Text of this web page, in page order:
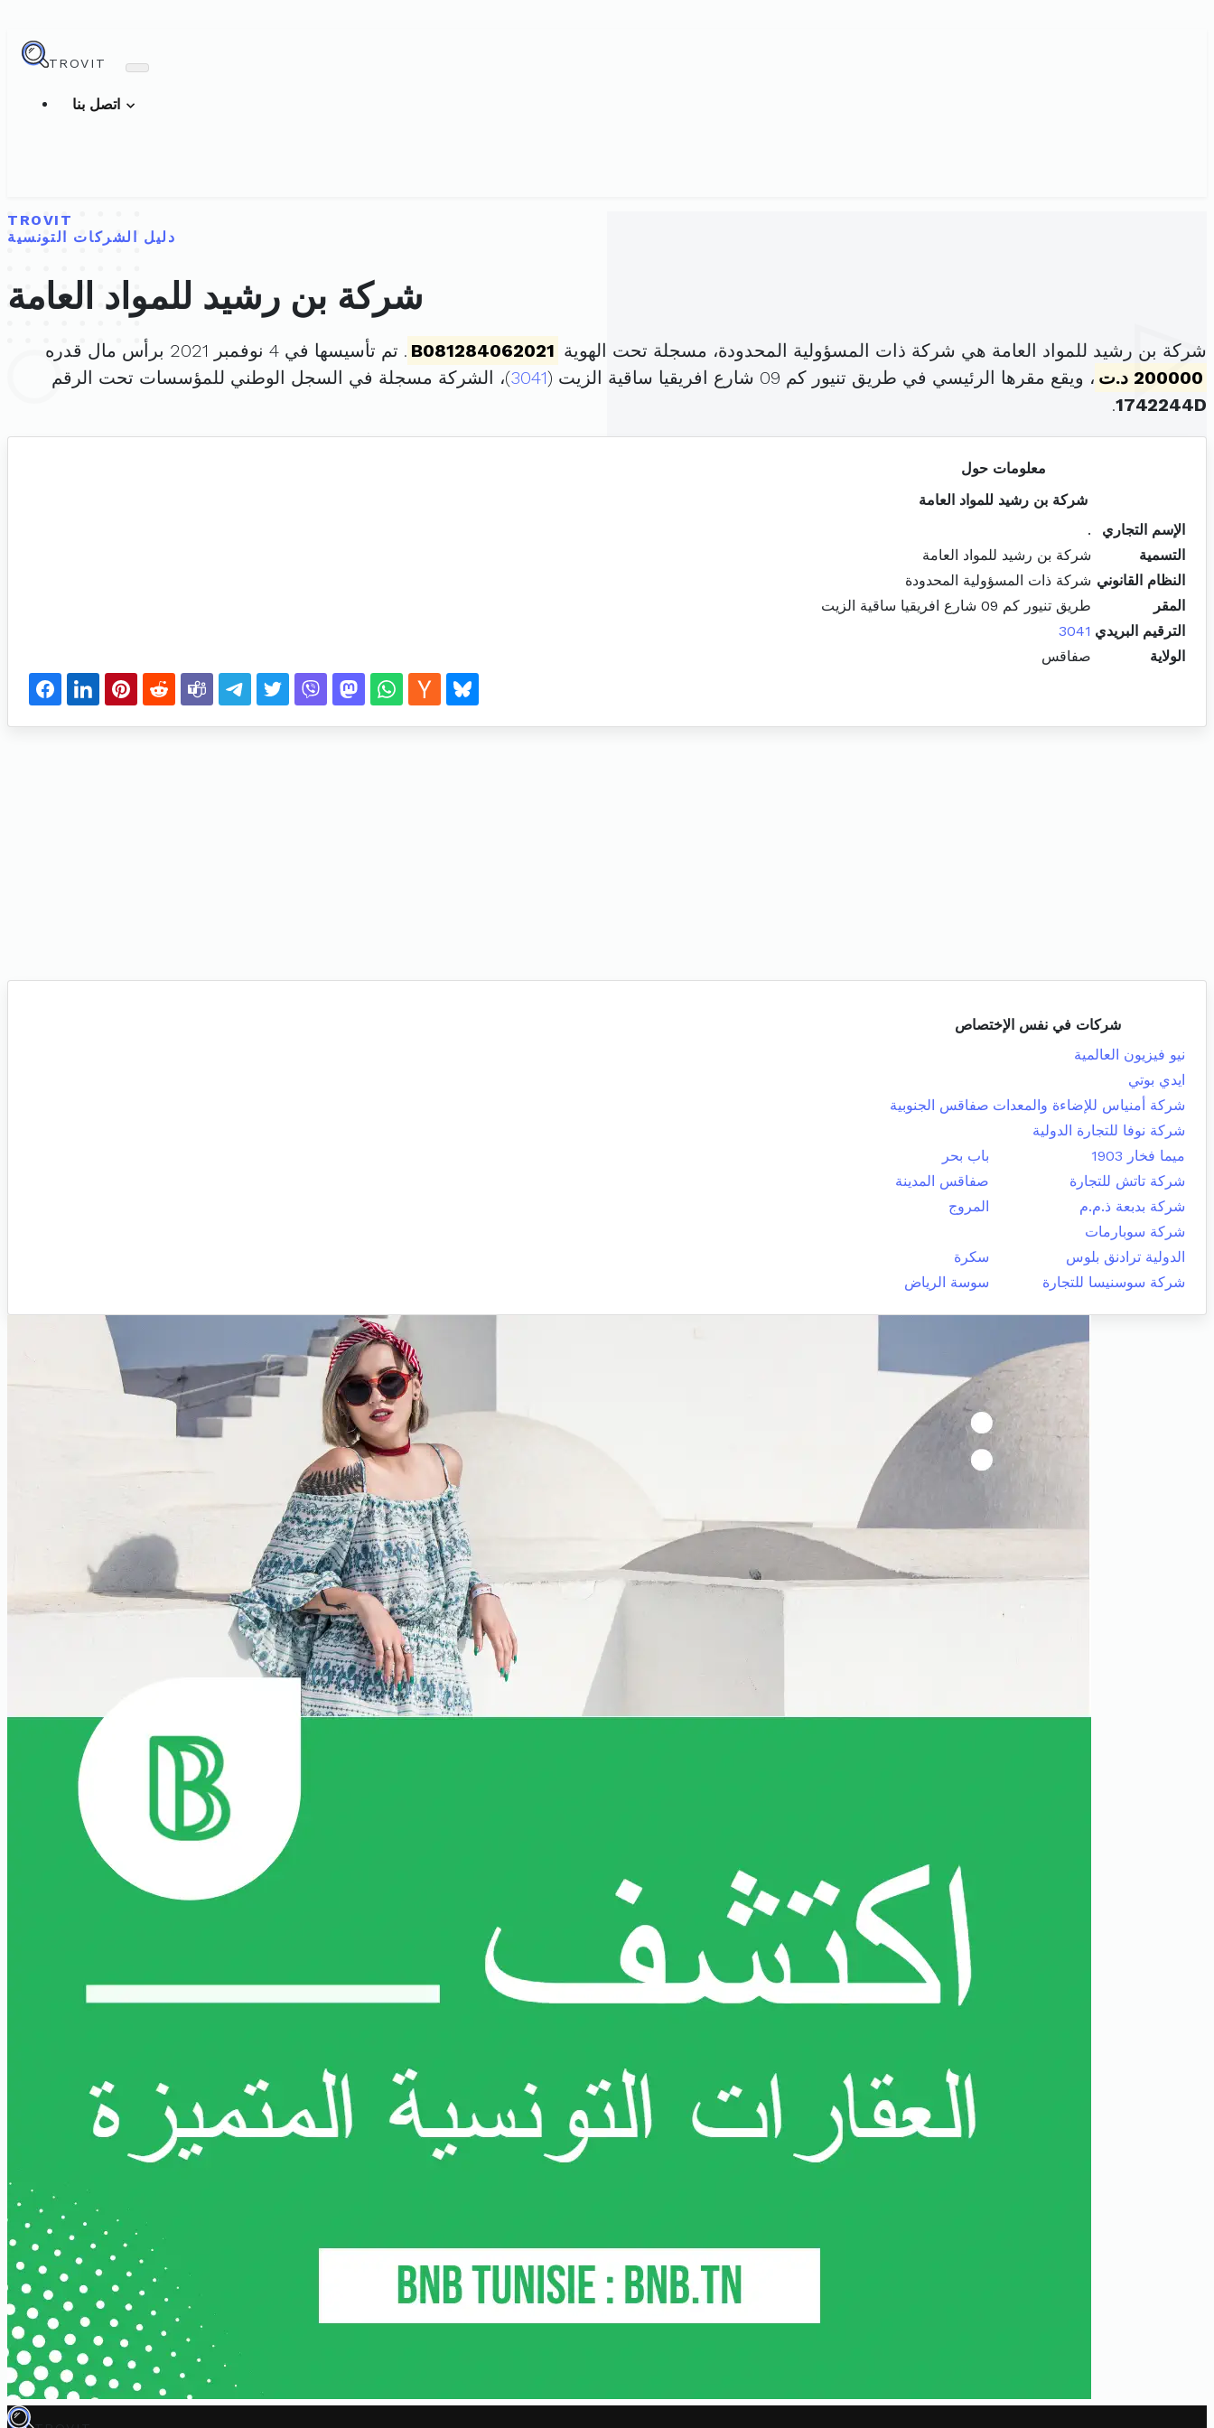
TROVIT
TROVIT
دليل الشركات التونسية
شركة بن رشيد للمواد العامة
شركة بن رشيد للمواد العامة هي شركة ذات المسؤولية المحدودة، مسجلة تحت الهوية B081284062021 . تم تأسيسها في 4 نوفمبر 2021 برأس مال قدره
200000 د.ت
، ويقع مقرها الرئيسي في طريق تنيور كم 09 شارع افريقيا ساقية الزيت ( 3041)، الشركة مسجلة في السجل الوطني للمؤسسات تحت الرقم
1742244D
.
معلومات حول
شركة بن رشيد للمواد العامة
الإسم التجاري
.
التسمية
شركة بن رشيد للمواد العامة
النظام القانوني شركة ذات المسؤولية المحدودة
المقر
طريق تنيور كم 09 شارع افريقيا ساقية الزيت
الترقيم البريدي 3041
الولاية
صفاقس
شركات في نفس الإختصاص
نيو فيزيون العالمية
ايدي بوتي
شركة أمنياس للإضاءة والمعدات صفاقس الجنوبية
شركة نوفا للتجارة الدولية
ميما فخار 1903
باب بحر
شركة تاتش للتجارة
صفاقس المدينة
شركة بدبعة ذ.م.م
المروج
شركة سوبارمات
الدولية ترادنق بلوس
سكرة
شركة سوسنيسا للتجارة
سوسة الرياض